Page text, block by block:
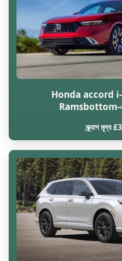
Honda accord
Ramsbottom-এ
স্ক্র্যাপ মূল্য